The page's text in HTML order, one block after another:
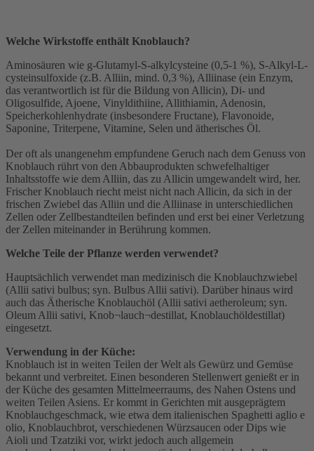
Welche Wirkstoffe enthält Knoblauch?
Aminosäuren wie g-Glutamyl-S-alkylcysteine (0,5-1 %), S-Alkyl-L-
cysteinsulfoxide (z.B. Alliin, mind. 0,3 %), Alliinase (ein Enzym,
das verantwortlich ist für die Bildung von Allicin), Di- und
Oligosulfide, Ajoene, Vinyldithiine, Allithiamin, Adenosin,
Speicherkohlenhydrate (insbesondere Fructane), Flavonoide,
Saponine, Triterpene, Vitamine, Selen und ätherisches Öl.
Der oft als unangenehm empfundene Geruch nach dem Genuss von
Knoblauch rührt von den Abbauprodukten schwefelhaltiger
Inhaltsstoffe wie dem Alliin, das zu Allicin umgewandelt wird, her.
Frischer Knoblauch riecht meist nicht nach Allicin, da sich in der
frischen Zwiebel das Alliin und die Alliinase in unterschiedlichen
Zellen oder Zellbestandteilen befinden und erst bei einer Verletzung
der Zellen miteinander in Berührung kommen.
Welche Teile der Pflanze werden verwendet?
Hauptsächlich verwendet man medizinisch die Knoblauchzwiebel
(Allii sativi bulbus; syn. Bulbus Allii sativi). Darüber hinaus wird
auch das Ätherische Knoblauchöl (Allii sativi aetheroleum; syn.
Oleum Allii sativi, Knob¬lauch¬destillat, Knoblauchöldestillat)
eingesetzt.
Verwendung in der Küche:
Knoblauch ist in weiten Teilen der Welt als Gewürz und Gemüse
bekannt und verbreitet. Einen besonderen Stellenwert genießt er in
der Küche des gesamten Mittelmeerraums, des Nahen Ostens und
weiten Teilen Asiens. Er kommt in Gerichten mit ausgeprägtem
Knoblauchgeschmack, wie etwa dem italienischen Spaghetti aglio e
olio, Knoblauchbrot, verschiedenen Würzsaucen oder Dips wie
Aioli und Tzatziki vor, wirkt jedoch auch allgemein